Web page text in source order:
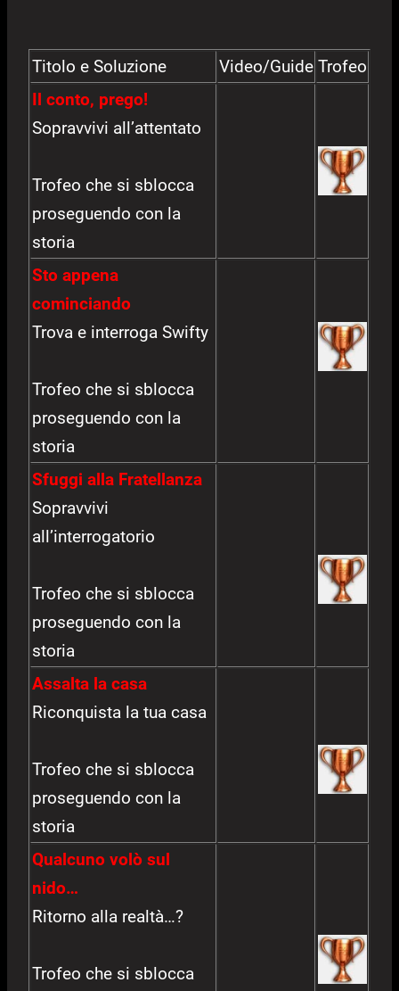
Titolo e Soluzione Video/Guide Trofeo
Il conto, prego!
Sopravvivi all’attentato
Trofeo che si sblocca
proseguendo con la
storia
Sto appena
cominciando
Trova e interroga Swifty
Trofeo che si sblocca
proseguendo con la
storia
Sfuggi alla Fratellanza
Sopravvivi
all’interrogatorio
Trofeo che si sblocca
proseguendo con la
storia
Assalta la casa
Riconquista la tua casa
Trofeo che si sblocca
proseguendo con la
storia
Qualcuno volò sul
nido…
Ritorno alla realtà…?
Trofeo che si sblocca